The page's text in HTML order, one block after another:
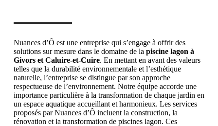
Nuances d’Ô est une entreprise qui s’engage à offrir des
solutions sur mesure dans le domaine de la piscine lagon à
Givors et Caluire-et-Cuire. En mettant en avant des valeurs
telles que la durabilité environnementale et l’esthétique
naturelle, l’entreprise se distingue par son approche
respectueuse de l’environnement. Notre équipe accorde une
importance particulière à la transformation de chaque jardin en
un espace aquatique accueillant et harmonieux. Les services
proposés par Nuances d’Ô incluent la construction, la
rénovation et la transformation de piscines lagon. Ces